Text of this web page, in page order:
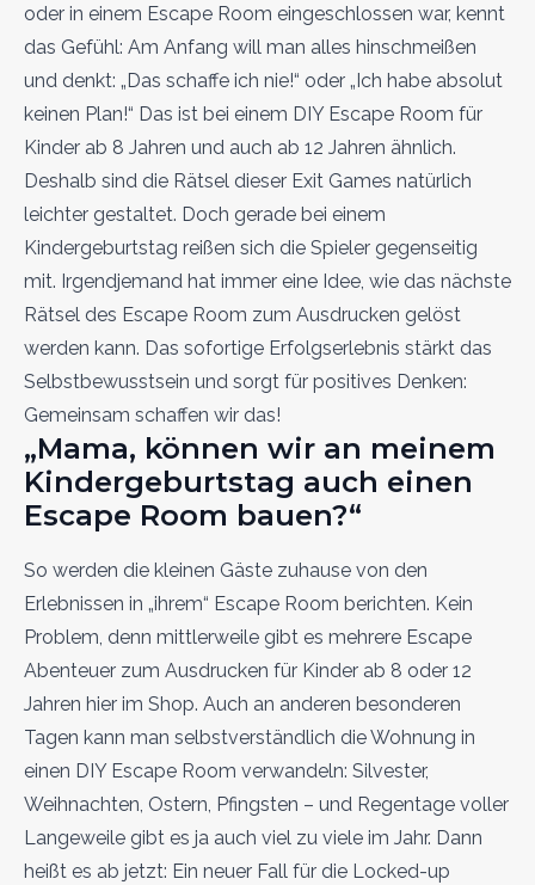
oder in einem Escape Room eingeschlossen war, kennt
das Gefühl: Am Anfang will man alles hinschmeißen
und denkt: „Das schaffe ich nie!“ oder „Ich habe absolut
keinen Plan!“ Das ist bei einem DIY Escape Room für
Kinder ab 8 Jahren und auch ab 12 Jahren ähnlich.
Deshalb sind die Rätsel dieser Exit Games natürlich
leichter gestaltet. Doch gerade bei einem
Kindergeburtstag reißen sich die Spieler gegenseitig
mit. Irgendjemand hat immer eine Idee, wie das nächste
Rätsel des Escape Room zum Ausdrucken gelöst
werden kann. Das sofortige Erfolgserlebnis stärkt das
Selbstbewusstsein und sorgt für positives Denken:
Gemeinsam schaffen wir das!
„Mama, können wir an meinem
Kindergeburtstag auch einen
Escape Room bauen?“
So werden die kleinen Gäste zuhause von den
Erlebnissen in „ihrem“ Escape Room berichten. Kein
Problem, denn mittlerweile gibt es mehrere Escape
Abenteuer zum Ausdrucken für Kinder ab 8 oder 12
Jahren hier im Shop. Auch an anderen besonderen
Tagen kann man selbstverständlich die Wohnung in
einen DIY Escape Room verwandeln: Silvester,
Weihnachten, Ostern, Pfingsten – und Regentage voller
Langeweile gibt es ja auch viel zu viele im Jahr. Dann
heißt es ab jetzt: Ein neuer Fall für die Locked-up